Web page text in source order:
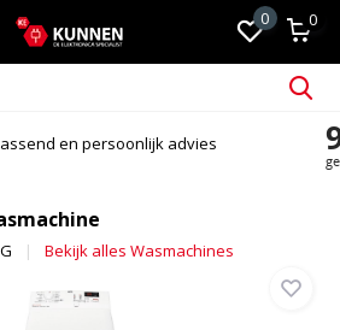
0 0
en persoonlijk advies
Bekijk alles Wasmachines